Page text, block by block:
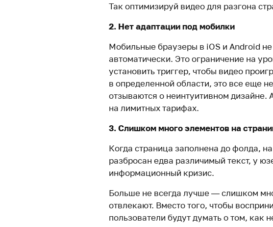
Так оптимизируй видео для разгона
2. Нет адаптации под мобилки
Мобильные браузеры в iOS и Android
автоматически. Это ограничение на
установить триггер, чтобы видео
в определенной области, это все еще
отзываются о неинтуитивном дизайне.
на лимитных тарифах.
3. Слишком много элементов на
Когда страница заполнена до фолда,
разбросан едва различимый текст, у
информационный кризис.
Больше не всегда лучше — слишком
отвлекают. Вместо того, чтобы
пользователи будут думать о том, как